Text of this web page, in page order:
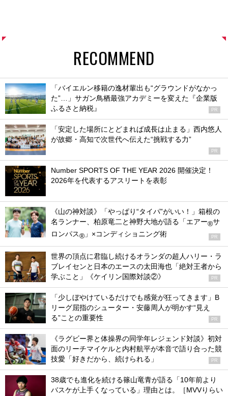
RECOMMEND
「バイエルン移籍の逸材輩出も“グラウンドがなかっ
た”…」サガン鳥栖最強アカデミーを変えた『企業版
ふるさと納税』
PR
「安定した場所にとどまれば成長は止まる」西内悠人
が故郷・高知で次世代へ伝えた“挑戦する力”
PR
Number SPORTS OF THE YEAR 2026 開催決定！
2026年を代表するアスリートを表彰
《山の神対談》「やっぱり“タイパ”がいい！」箱根の
名ランナー、柏原竜二と神野大地が語る「エアー®サ
ロンパス® 」×コンディショニング術 PR
世界の頂点に君臨し続けるオランダの超人ハリー・ラ
ブレイセンと日本のエースの太田海也「絶対王者から
学ぶこと」《ケイリン国際対談②》
PR
「少しぼやけているだけでも感覚が狂ってきます」B
リーグ屈指のシューター・安藤周人が明かす“見え
る”ことの重要性
PR
《ラグビー界と体操界の同学年レジェンド対談》初対
面のリーチマイケルと内村航平が本音で語り合った競
技愛「好きだから、続けられる」
PR
38歳でも進化を続ける篠山竜青が語る「10年前より
バスケが上手くなっている」理由とは。［MVVりらい